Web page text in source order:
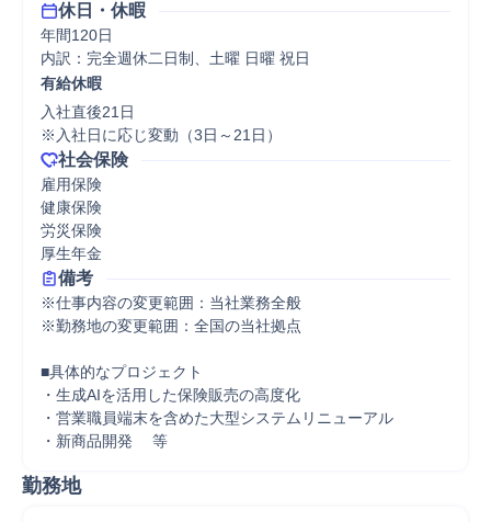
休日・休暇
年間120日
内訳：完全週休二日制、土曜 日曜 祝日
有給休暇
入社直後21日
※入社日に応じ変動（3日～21日）
社会保険
雇用保険
健康保険
労災保険
厚生年金
備考
※仕事内容の変更範囲：当社業務全般
※勤務地の変更範囲：全国の当社拠点
■具体的なプロジェクト
・生成AIを活用した保険販売の高度化
・営業職員端末を含めた大型システムリニューアル
・新商品開発　 等
勤務地